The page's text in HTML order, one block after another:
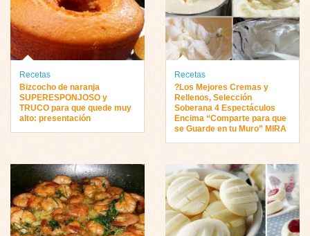
Recetas
Bizcocho de naranja
SUPERESPONJOSO y
TRUCO para que quede muy
alto: presentación
Recetas
?Los Mejores Cremas y
Rellenos, Selección
Soberana 4 Espectáculos
Encima “Comparte para que
se Guarde en tu Muro” MIRA